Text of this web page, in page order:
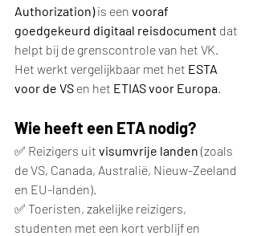
Authorization) is een vooraf
goedgekeurd digitaal reisdocument dat
helpt bij de grenscontrole van het VK.
Het werkt vergelijkbaar met het ESTA
voor de VS en het ETIAS voor Europa
Wie heeft een ETA nodig?
✅ Reizigers uit visumvrije landen (zoals
de VS, Canada, Australië, Nieuw-Zeeland
en EU-landen).
✅ Toeristen, zakelijke reizigers,
studenten met een kort verblijf en